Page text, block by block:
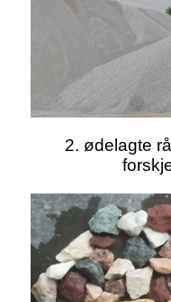
2. ødelagte